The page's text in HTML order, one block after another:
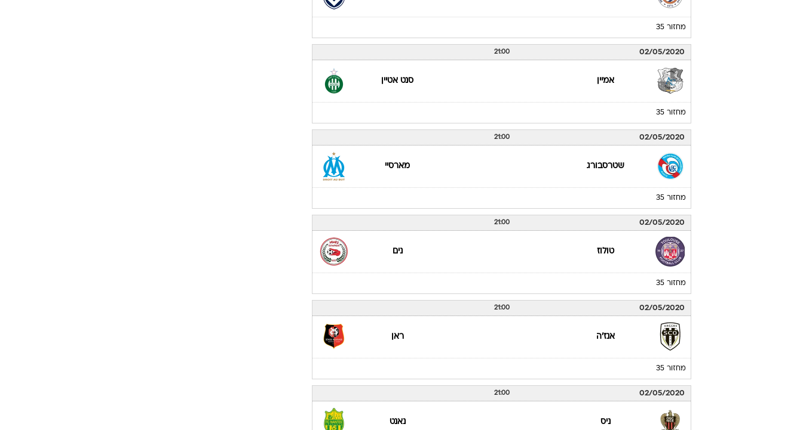
מחזור 35
02/05/2020
21:00
אמיין סנט אטיין
מחזור 35
02/05/2020
21:00
שטרסבורג מארסיי
מחזור 35
02/05/2020
21:00
טולוז נים
מחזור 35
02/05/2020
21:00
אנז'ה ראן
מחזור 35
02/05/2020
21:00
ניס נאנט